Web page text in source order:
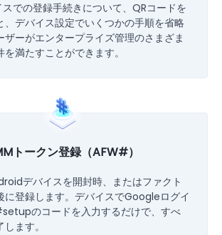
での登録手続きについて、QRコードを
、デバイス設定でいくつかの手順を省略
ザーがエンタープライズ管理のさまざま
満たすことができます。
トークン登録（AFW#）
デバイスを開封時、またはファクト
に登録します。デバイスでGoogleログイ
のコードを入力するだけで、すべ
ます。